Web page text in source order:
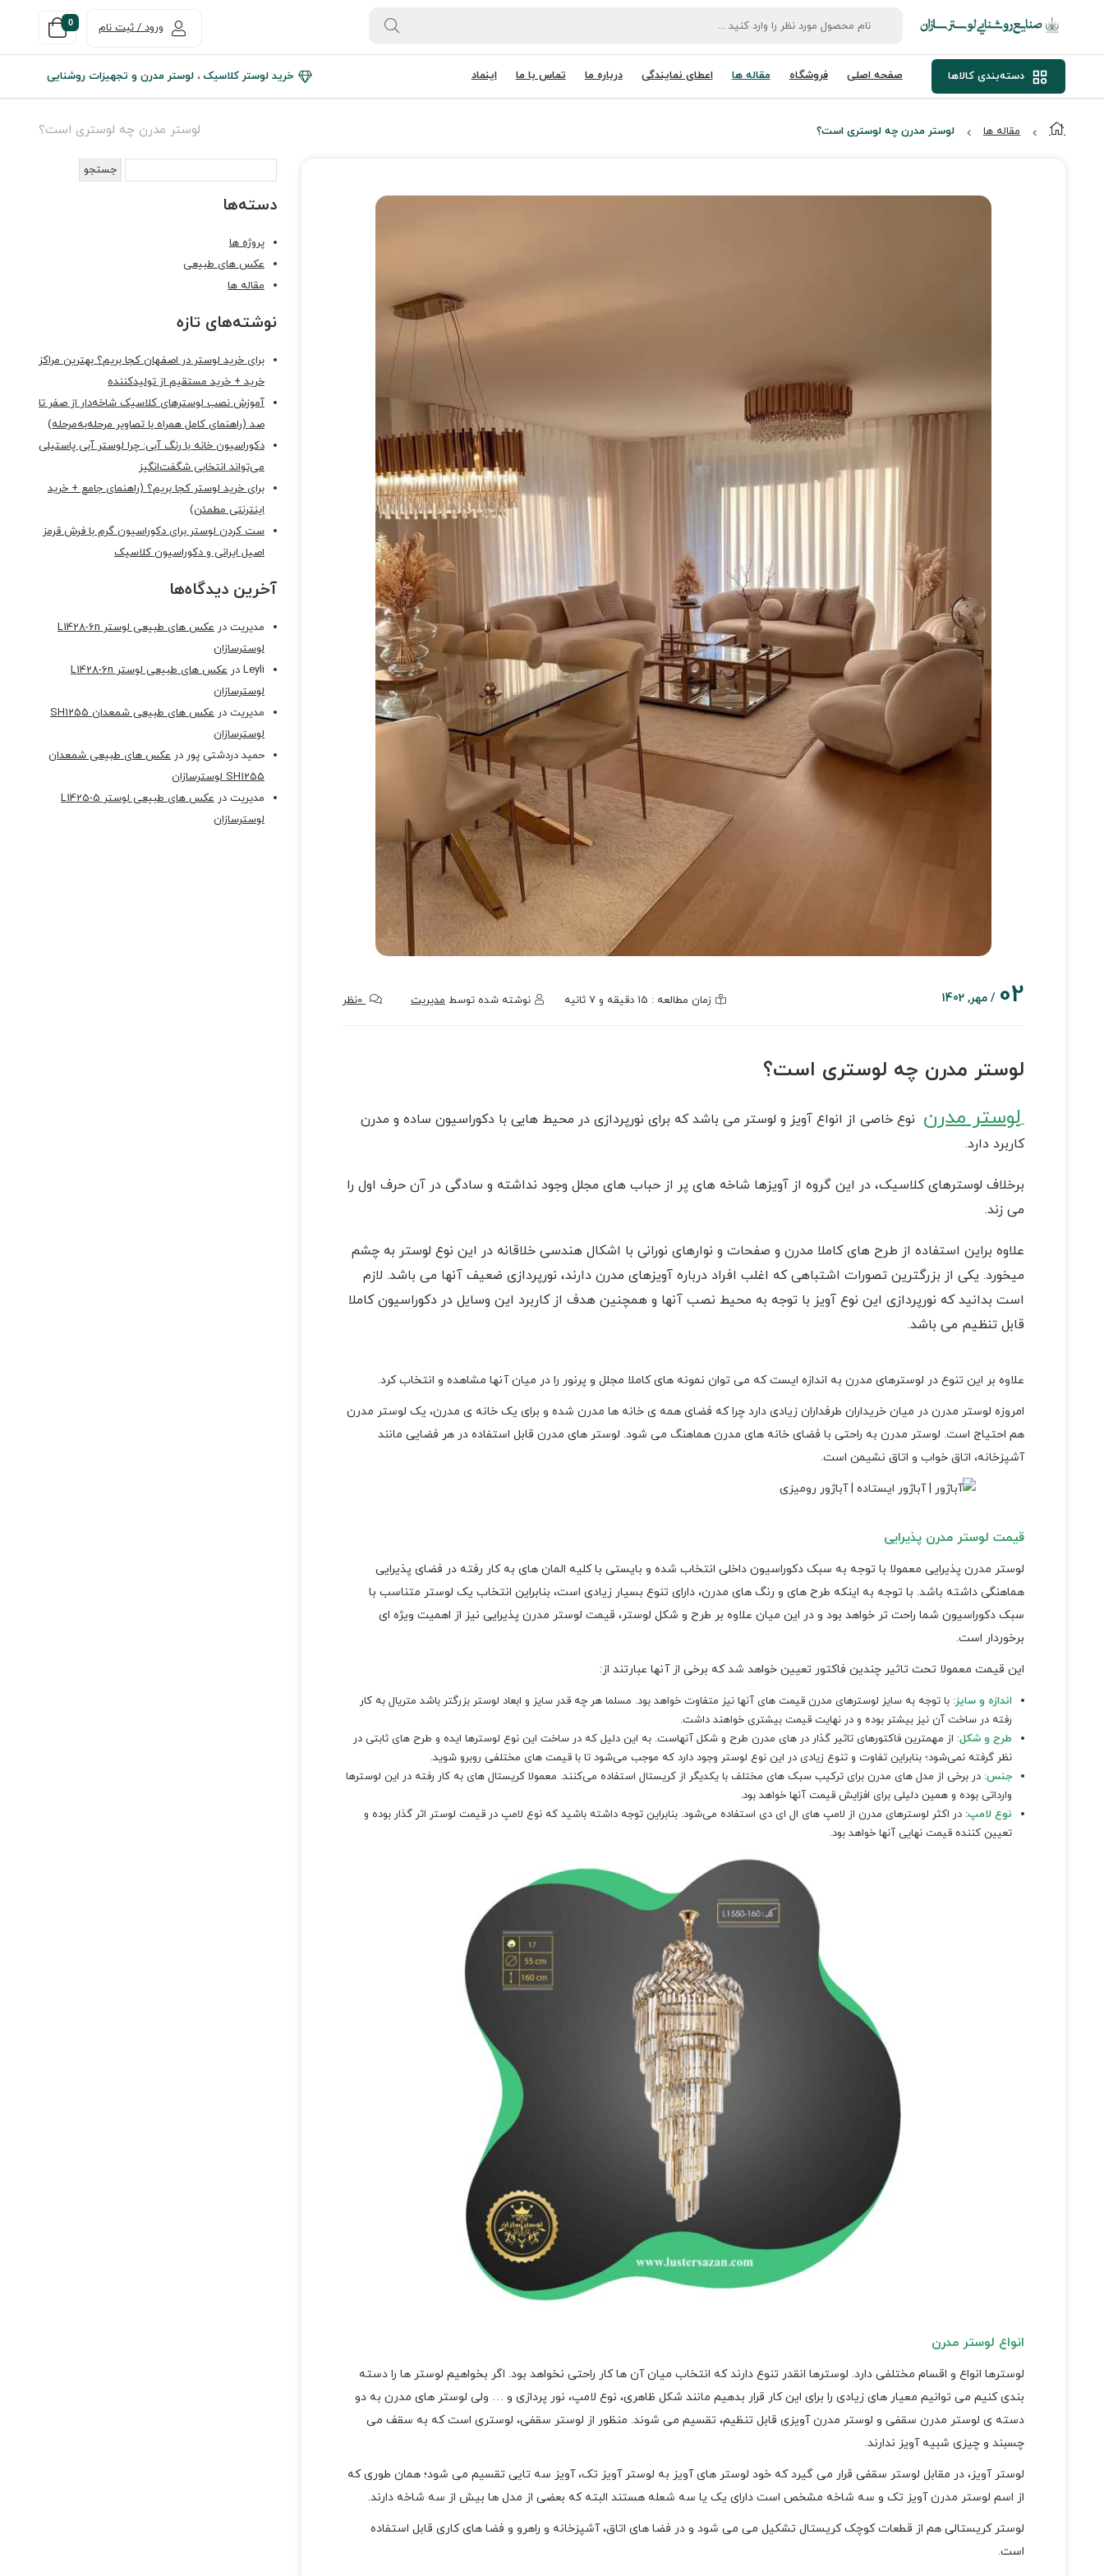
0 ورود / ثبت نام
دسته‌بندی کالاها صفحه اصلی فروشگاه مقاله ها اعطای نمایندگی درباره ما تماس با ما اینماد خرید لوستر کلاسیک ، لوستر مدرن و تجهیزات روشنایی
لوستر مدرن چه لوستری است؟ مقاله ها لوستر مدرن چه لوستری است؟
02 / مهر, 1402 0 نظر نوشته شده توسط مدیریت زمان مطالعه : 15 دقیقه و 7 ثانیه
لوستر مدرن چه لوستری است؟
لوستر مدرن نوع خاصی از انواع آویز و لوستر می باشد که برای نورپردازی در محیط هایی با دکوراسیون ساده و مدرن
کاربرد دارد.
برخلاف لوسترهای کلاسیک، در این گروه از آویزها شاخه های پر از حباب های مجلل وجود نداشته و سادگی در آن حرف اول را
می زند.
علاوه براین استفاده از طرح های کاملا مدرن و صفحات و نوارهای نورانی با اشکال هندسی خلاقانه در این نوع لوستر به چشم
میخورد. یکی از بزرگترین تصورات اشتباهی که اغلب افراد درباره آویزهای مدرن دارند، نورپردازی ضعیف آنها می باشد. لازم
است بدانید که نورپردازی این نوع آویز با توجه به محیط نصب آنها و همچنین هدف از کاربرد این وسایل در دکوراسیون کاملا
قابل تنظیم می باشد.
علاوه بر این تنوع در لوسترهای مدرن به اندازه ایست که می توان نمونه های کاملا مجلل و پرنور را در میان آنها مشاهده و انتخاب کرد.
امروزه لوستر مدرن در میان خریداران طرفداران زیادی دارد چرا که فضای همه ی خانه ها مدرن شده و برای یک خانه ی مدرن، یک لوستر مدرن
هم احتیاج است. لوستر مدرن به راحتی با فضای خانه های مدرن هماهنگ می شود. لوستر های مدرن قابل استفاده در هر فضایی مانند
آشپزخانه، اتاق خواب و اتاق نشیمن است.
قیمت لوستر مدرن پذیرایی
لوستر مدرن پذیرایی معمولا با توجه به سبک دکوراسیون داخلی انتخاب شده و بایستی با کلیه المان های به کار رفته در فضای پذیرایی
هماهنگی داشته باشد. با توجه به اینکه طرح های و رنگ های مدرن، دارای تنوع بسیار زیادی است، بنابراین انتخاب یک لوستر متناسب با
سبک دکوراسیون شما راحت تر خواهد بود و در این میان علاوه بر طرح و شکل لوستر، قیمت لوستر مدرن پذیرایی نیز از اهمیت ویژه ای
برخوردار است.
این قیمت معمولا تحت تاثیر چندین فاکتور تعیین خواهد شد که برخی از آنها عبارتند از:
اندازه و سایز: با توجه به سایز لوسترهای مدرن قیمت های آنها نیز متفاوت خواهد بود. مسلما هر چه قدر سایز و ابعاد لوستر بزرگتر باشد متریال به کار
رفته در ساخت آن نیز بیشتر بوده و در نهایت قیمت بیشتری خواهند داشت.
طرح و شکل: از مهمترین فاکتورهای تاثیر گذار در های مدرن طرح و شکل آنهاست. به این دلیل که در ساخت این نوع لوسترها ایده و طرح های ثابتی در
نظر گرفته نمی‌شود؛ بنابراین تفاوت و تنوع زیادی در این نوع لوستر وجود دارد که موجب می‌شود تا با قیمت های مختلفی روبرو شوید.
جنس: در برخی از مدل های مدرن برای ترکیب سبک های مختلف با یکدیگر از کریستال استفاده می‌کنند. معمولا کریستال های به کار رفته در این لوسترها
وارداتی بوده و همین دلیلی برای افزایش قیمت آنها خواهد بود.
نوع لامپ: در اکثر لوسترهای مدرن از لامپ های ال ای دی استفاده می‌شود. بنابراین توجه داشته باشید که نوع لامپ در قیمت لوستر اثر گذار بوده و
تعیین کننده قیمت نهایی آنها خواهد بود.
انواع لوستر مدرن
لوسترها انواع و اقسام مختلفی دارد. لوسترها انقدر تنوع دارند که انتخاب میان آن ها کار راحتی نخواهد بود. اگر بخواهیم لوستر ها را دسته
بندی کنیم می توانیم معیار های زیادی را برای این کار قرار بدهیم مانند شکل ظاهری، نوع لامپ، نور پردازی و … ولی لوستر های مدرن به دو
دسته ی لوستر مدرن سقفی و لوستر مدرن آویزی قابل تنظیم، تقسیم می شوند. منظور از لوستر سقفی، لوستری است که به سقف می
چسبند و چیزی شبیه آویز ندارند.
لوستر آویز، در مقابل لوستر سقفی قرار می گیرد که خود لوستر های آویز به لوستر آویز تک، آویز سه تایی تقسیم می شود؛ همان طوری که
از اسم لوستر مدرن آویز تک و سه شاخه مشخص است دارای یک یا سه شعله هستند البته که بعضی از مدل ها بیش از سه شاخه دارند.
لوستر کریستالی هم از قطعات کوچک کریستال تشکیل می می شود و در فضا های اتاق، آشپزخانه و راهرو و فضا های کاری قابل استفاده
است.
دسته‌ها
پروژه ها
عکس های طبیعی
مقاله ها
نوشته‌های تازه
برای خرید لوستر در اصفهان کجا بریم؟ بهترین مراکز
خرید + خرید مستقیم از تولیدکننده
آموزش نصب لوسترهای کلاسیک شاخه‌دار از صفر تا
صد (راهنمای کامل همراه با تصاویر مرحله‌به‌مرحله)
دکوراسیون خانه با رنگ آبی: چرا لوستر آبی پاستیلی
می‌تواند انتخابی شگفت‌انگیز
برای خرید لوستر کجا بریم؟ (راهنمای جامع + خرید
اینترنتی مطمئن)
ست کردن لوستر برای دکوراسیون گرم با فرش قرمز
اصیل ایرانی و دکوراسیون کلاسیک
آخرین دیدگاه‌ها
مدیریت در
عکس های طبیعی لوستر L1428-6n
لوسترسازان
Leyli در
عکس های طبیعی لوستر L1428-6n
لوسترسازان
مدیریت در
عکس های طبیعی شمعدان SH1255
لوسترسازان
حمید دردشتی پور در عکس های طبیعی شمعدان
SH1255 لوسترسازان
مدیریت در
عکس های طبیعی لوستر L1425-5
لوسترسازان